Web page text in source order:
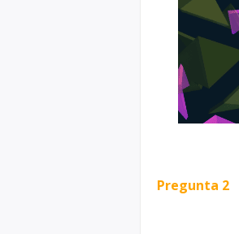
Pregunta 2